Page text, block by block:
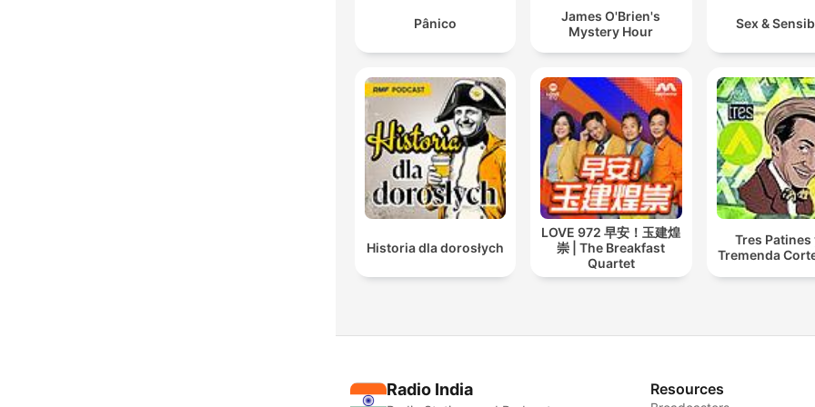
Pânico
James O'Brien's
Mystery Hour
Sex &
Historia dla dorosłych
LOVE 972 早安！玉建煌
崇 | The Breakfast
Quartet
Tres Patines
Tremenda
Radio India Resources